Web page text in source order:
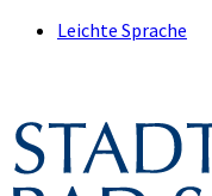
Leichte Sprache